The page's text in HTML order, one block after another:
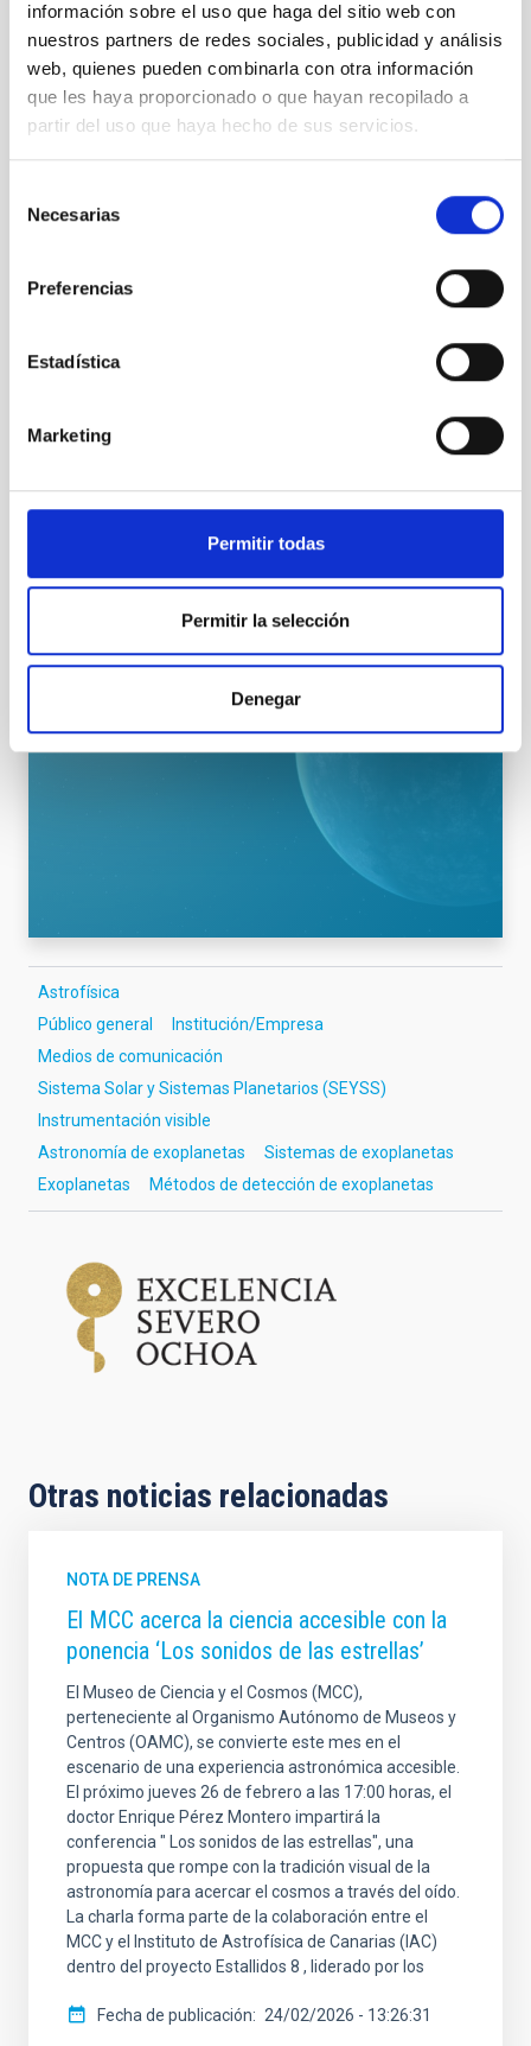
información sobre el uso que haga del sitio web con
nuestros partners de redes sociales, publicidad y análisis
web, quienes pueden combinarla con otra información
que les haya proporcionado o que hayan recopilado a
partir del uso que haya hecho de sus servicios.
Necesarias
Preferencias
Estadística
Marketing
Permitir todas
Permitir la selección
Denegar
CARMENES
TIPO DE NOTICIA
CIENCIA Y TECNOLOGÍA
VER GALERÍA
Astrofísica
Público general
Institución/Empresa
Medios de comunicación
Sistema Solar y Sistemas Planetarios (SEYSS)
Instrumentación visible
Astronomía de exoplanetas
Sistemas de exoplanetas
Exoplanetas
Métodos de detección de exoplanetas
Otras noticias relacionadas
NOTA DE PRENSA
El MCC acerca la ciencia accesible con la
ponencia ‘Los sonidos de las estrellas’
El Museo de Ciencia y el Cosmos (MCC),
perteneciente al Organismo Autónomo de Museos y
Centros (OAMC), se convierte este mes en el
escenario de una experiencia astronómica accesible.
El próximo jueves 26 de febrero a las 17:00 horas, el
doctor Enrique Pérez Montero impartirá la
conferencia " Los sonidos de las estrellas", una
propuesta que rompe con la tradición visual de la
astronomía para acercar el cosmos a través del oído.
La charla forma parte de la colaboración entre el
MCC y el Instituto de Astrofísica de Canarias (IAC)
dentro del proyecto Estallidos 8 , liderado por los
Fecha de publicación 24/02/2026 - 13:26:31